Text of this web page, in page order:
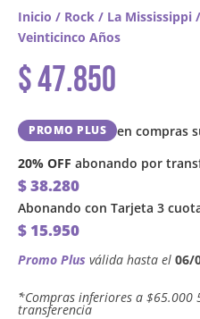
Inicio / Rock / La Mississippi
Veinticinco Años
$47.850
PROMO PLUS en compras
20% OFF abonando por
$38.280
Abonando con Tarjeta 3
$ 15.950
Promo Plus válida hasta el 06/
´*Compras inferiores a $65.000
transferencia